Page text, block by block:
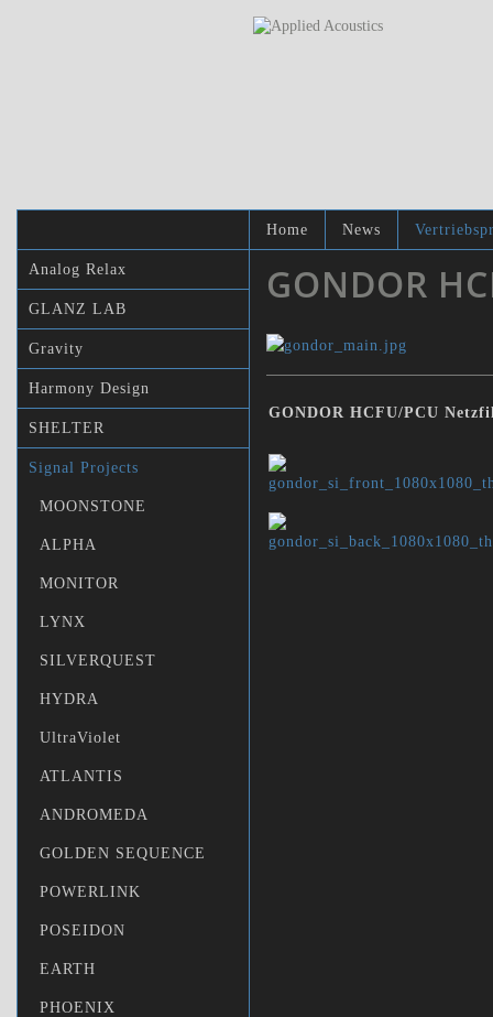
Home News
Analog Relax
GLANZ LAB
Gravity
Harmony Design
SHELTER
Signal Projects
MOONSTONE
ALPHA
MONITOR
LYNX
SILVERQUEST
HYDRA
UltraViolet
ATLANTIS
ANDROMEDA
GOLDEN SEQUENCE
POWERLINK
POSEIDON
EARTH
PHOENIX
GONDOR
GONDOR HCFU/PCU